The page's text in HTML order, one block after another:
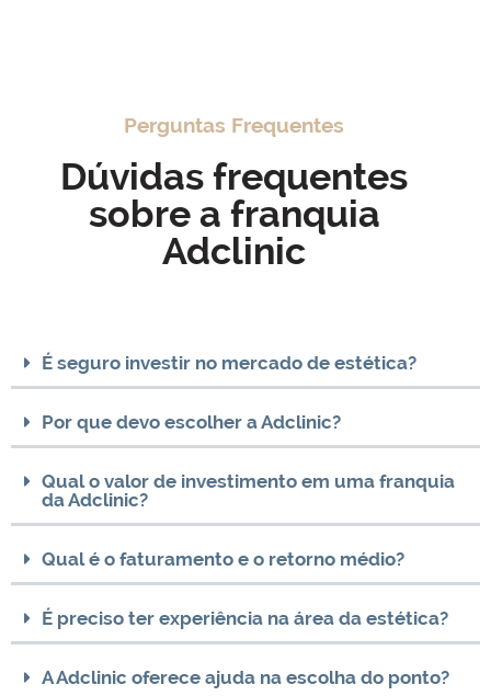
Perguntas Frequentes
Dúvidas frequentes
sobre a franquia
Adclinic
É seguro investir no mercado de estética?
Por que devo escolher a Adclinic?
Qual o valor de investimento em uma franquia
da Adclinic?
Qual é o faturamento e o retorno médio?
É preciso ter experiência na área da estética?
A Adclinic oferece ajuda na escolha do ponto?